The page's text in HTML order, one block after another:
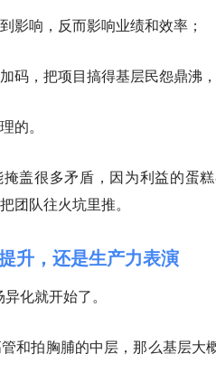
影响，反而影响业绩和效率；
码，把项目搞得基层民怨鼎沸
的。
盖很多矛盾，因为利益的蛋
团队往火坑里推。
升，还是生产力表演
化就开始了。
和拍胸脯的中层，那么基层大